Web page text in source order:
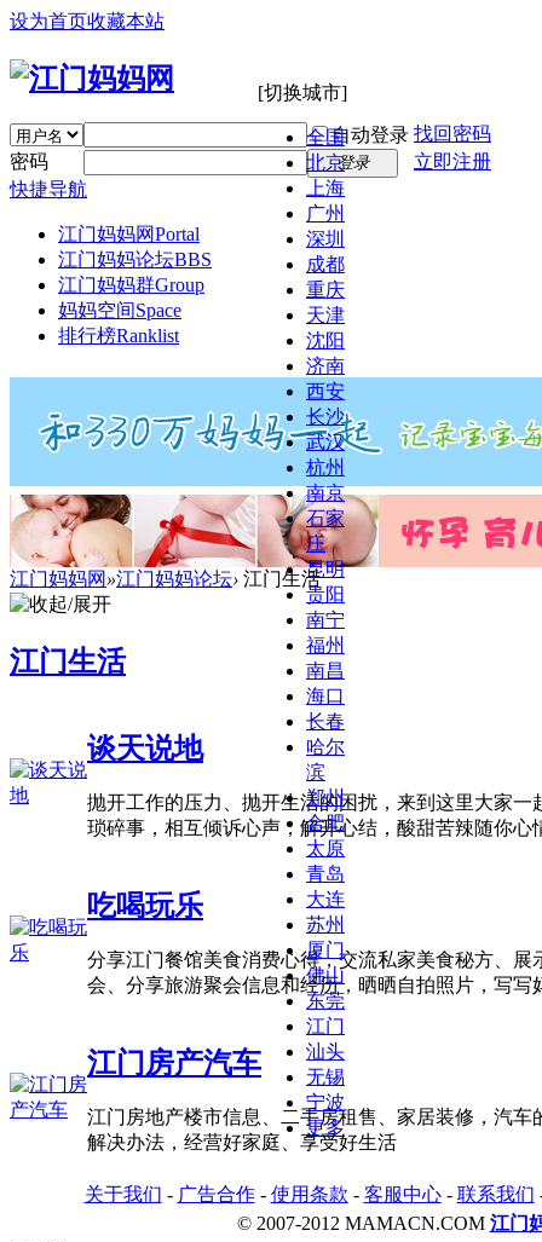
设为首页收藏本站
[切换城市]
全国
北京
上海
广州
深圳
成都
重庆
天津
沈阳
济南
西安
长沙
武汉
杭州
南京
石家
庄
昆明
贵阳
南宁
福州
南昌
海口
长春
哈尔
滨
郑州
合肥
太原
青岛
大连
苏州
厦门
佛山
东莞
江门
汕头
无锡
宁波
更多
自动登录 找回密码
密码
登录
立即注册
快捷导航
江门妈妈网Portal
江门妈妈论坛BBS
江门妈妈群Group
妈妈空间Space
排行榜Ranklist
江门妈妈网 »江门妈妈论坛› 江门生活
江门生活
谈天说地
抛开工作的压力、抛开生活的困扰，来到这里大家一
琐碎事，相互倾诉心声，解开心结，酸甜苦辣随你心
吃喝玩乐
分享江门餐馆美食消费心得，交流私家美食秘方、展
会、分享旅游聚会信息和经历，晒晒自拍照片，写写
江门房产汽车
江门房地产楼市信息、二手房租售、家居装修，汽车
解决办法，经营好家庭、享受好生活
关于我们 - 广告合作- 使用条款 - 客服中心- 联系我们
© 2007-2012 MAMACN.COM 江门